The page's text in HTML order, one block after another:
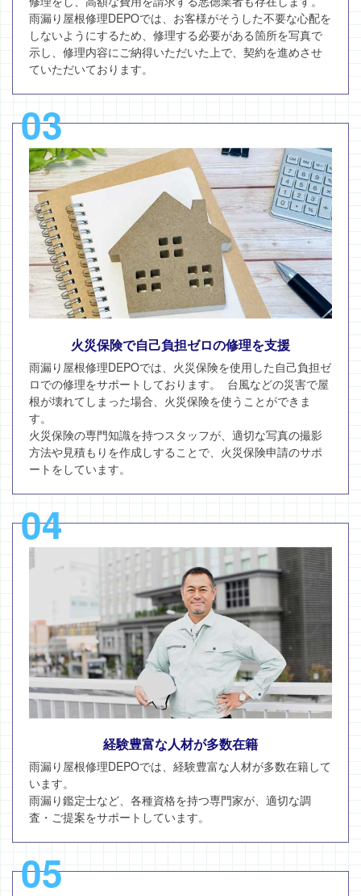
雨漏り屋根修理DEPOでは、お客様がそうした不要な心配を
しないようにするため、修理する必要がある箇所を写真で
示し、修理内容にご納得いただいた上で、契約を進めさせ
ていただいております。
03
火災保険で自己負担ゼロの修理を支援
雨漏り屋根修理DEPOでは、火災保険を使用した自己負担ゼ
ロでの修理をサポートしております。 台風などの災害で屋
根が壊れてしまった場合、火災保険を使うことができま
す。
火災保険の専門知識を持つスタッフが、適切な写真の撮影
方法や見積もりを作成しすることで、火災保険申請のサポ
ートをしています。
04
経験豊富な人材が多数在籍
雨漏り屋根修理DEPOでは、経験豊富な人材が多数在籍して
います。
雨漏り鑑定士など、各種資格を持つ専門家が、適切な調
査・ご提案をサポートしています。
05